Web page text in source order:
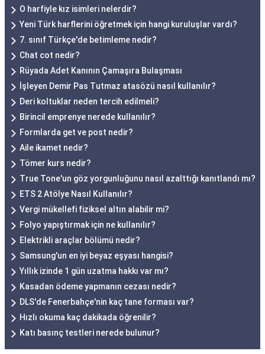
O harfiyle kız isimleri nelerdir?
Yeni Türk harflerini öğretmek için hangi kuruluşlar vardı?
7. sınıf Türkçe'de betimleme nedir?
Chat cot nedir?
Rüyada Adet Kanının Çamaşıra Bulaşması
İşleyen Demir Pas Tutmaz atasözü nasıl kullanılır?
Deri koltuklar neden tercih edilmeli?
Birincil emprenye nerede kullanılır?
Formlarda get ve post nedir?
Aile ikamet nedir?
Tömer kurs nedir?
True Tone'un göz yorgunluğunu nasıl azalttığı kanıtlandı mı?
ETS 2 Atölye Nasıl Kullanılır?
Vergi mükellefi fiziksel altın alabilir mi?
Folyo yapıştırmak için ne kullanılır?
Elektrikli araçlar bölümü nedir?
Samsung'un en iyi beyaz eşyası hangisi?
Yıllık izinde 1 gün uzatma hakkı var mı?
Kasadan ödeme yapmanın cezası nedir?
DLS'de Fenerbahçe'nin kaç tane forması var?
Hızlı okuma kaç dakikada öğrenilir?
Katı basınç testleri nerede bulunur?